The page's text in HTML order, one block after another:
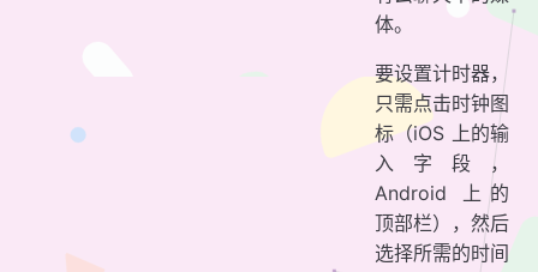
体。
要设置计时器，
只需点击时钟图
标（iOS 上的输
入字段，
Android 上的
顶部栏），然后
选择所需的时间